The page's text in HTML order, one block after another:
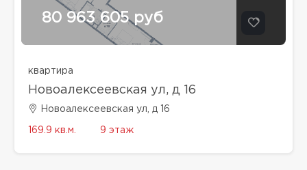
80 963 605 руб
квартира
Новоалексеевская ул, д 16
Новоалексеевская ул, д 16
169.9 кв.м. 9 этаж